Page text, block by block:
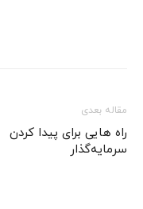
مقاله بعدی
راه هایی برای پیدا کردن
سرمایه‌گذار